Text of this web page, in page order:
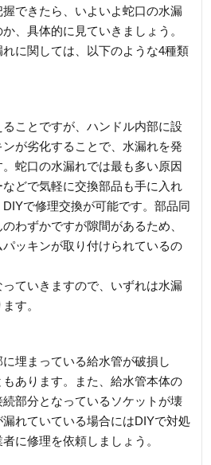
できたら、いよいよ蛇口の水漏
、具体的に見ていきましょう。
に関しては、以下のような4種類
ことですが、ハンドル内部に設
が劣化することで、水漏れを発
蛇口の水漏れでは最も多い原因
どで気軽に交換部品も手に入れ
で修理交換が可能です。部品同
わずかですが隙間があるため、
ッキンが取り付けられているの
ていきますので、いずれは水漏
す。
埋まっている給水管が破損し
あります。また、給水管本体の
続部分となっているソケットが壊
れていている場合にはDIYで対処
に修理を依頼しましょう。